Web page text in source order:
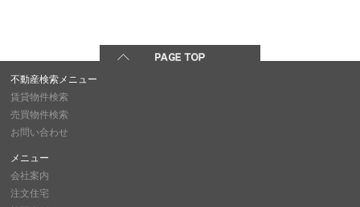
不動産検索メニュー
賃貸物件検索
売買物件検索
お問い合わせ
メニュー
会社案内
注文住宅